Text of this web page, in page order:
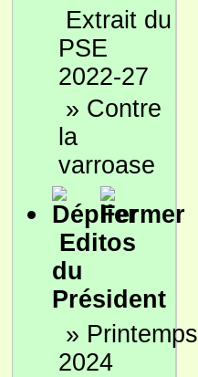
Extrait du
PSE
2022-27
» Contre
la
varroase
Editos
du
Président
» Printemps
2024